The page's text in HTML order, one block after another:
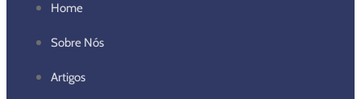
Home
Sobre Nós
Artigos